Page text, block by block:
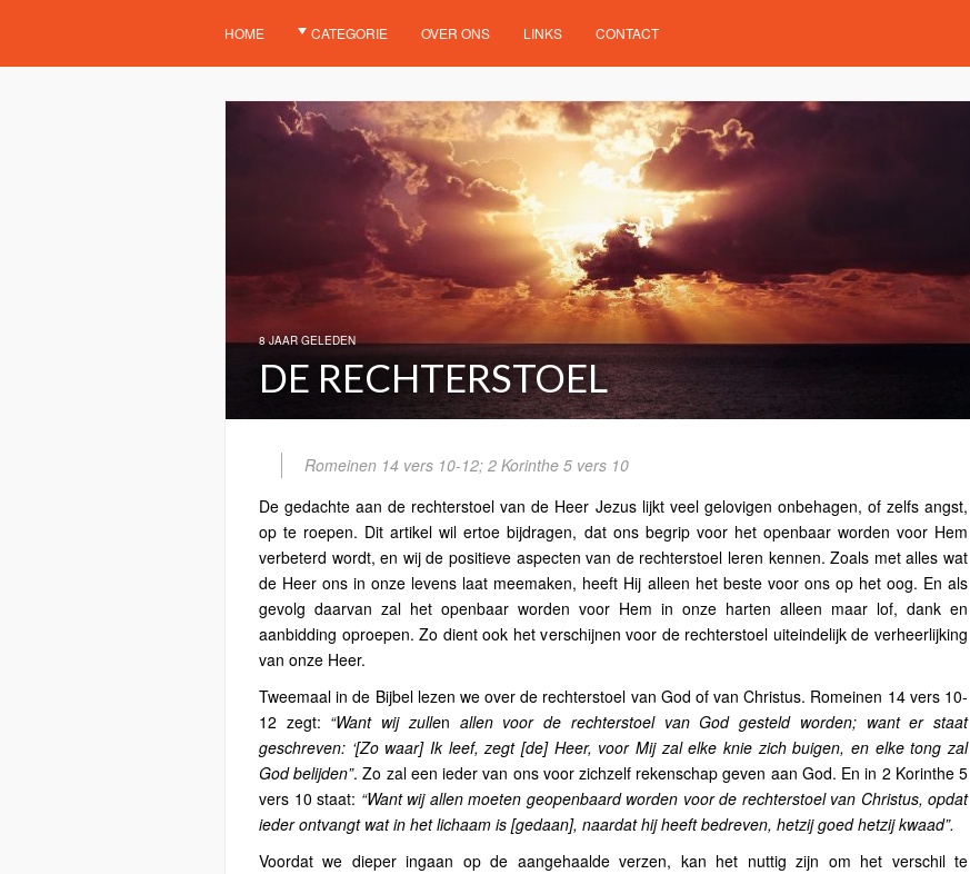
HOME CATEGORIE OVER ONS LINKS CONTACT
8 JAAR GELEDEN
DE RECHTERSTOEL
Romeinen 14 vers 10-12; 2 Korinthe 5 vers 10
De gedachte aan de rechterstoel van de Heer Jezus lijkt veel gelovigen onbehagen, of zelfs angst,
op te roepen. Dit artikel wil ertoe bijdragen, dat ons begrip voor het openbaar worden voor Hem
verbeterd wordt, en wij de positieve aspecten van de rechterstoel leren kennen. Zoals met alles wat
de Heer ons in onze levens laat meemaken, heeft Hij alleen het beste voor ons op het oog. En als
gevolg daarvan zal het openbaar worden voor Hem in onze harten alleen maar lof, dank en
aanbidding oproepen. Zo dient ook het verschijnen voor de rechterstoel uiteindelijk de verheerlijking
van onze Heer.
Tweemaal in de Bijbel lezen we over de rechterstoel van God of van Christus. Romeinen 14 vers 10-
12 zegt: “Want wij zullen allen voor de rechterstoel van God gesteld worden; want er staat
geschreven: ‘[Zo waar] Ik leef, zegt [de] Heer, voor Mij zal elke knie zich buigen, en elke tong zal
God belijden”. Zo zal een ieder van ons voor zichzelf rekenschap geven aan God. En in 2 Korinthe 5
vers 10 staat: “Want wij allen moeten geopenbaard worden voor de rechterstoel van Christus, opdat
ieder ontvangt wat in het lichaam is [gedaan], naardat hij heeft bedreven, hetzij goed hetzij kwaad”.
Voordat we dieper ingaan op de aangehaalde verzen, kan het nuttig zijn om het verschil te